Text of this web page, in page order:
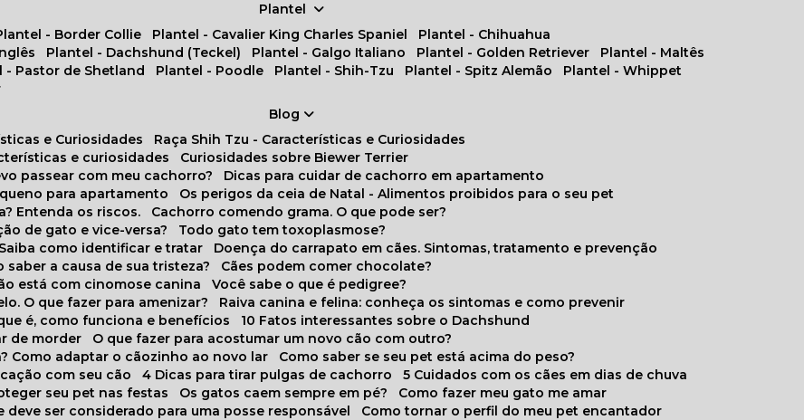
Plantel
Plantel - Border Collie Plantel - Cavalier King Charles Spaniel
Plantel - Chihuahua
Plantel - Dachshund (Teckel) Plantel - Galgo Italiano Plantel - Golden Retriever
Plantel - Maltês
- Pastor de Shetland Plantel - Poodle Plantel - Shih-Tzu Plantel - Spitz Alemão
Plantel - Whippet
Blog
e Curiosidades
Raça Shih Tzu - Características e Curiosidades
e curiosidades
Curiosidades sobre Biewer Terrier
passear com meu cachorro?
Dicas para cuidar de cachorro em apartamento
para apartamento
Os perigos da ceia de Natal - Alimentos proibidos para o seu pet
Entenda os riscos.
Cachorro comendo grama. O que pode ser?
de gato e vice-versa?
Todo gato tem toxoplasmose?
Saiba como identificar e tratar
Doença do carrapato em cães. Sintomas, tratamento e prevenção
saber a causa de sua tristeza?
Cães podem comer chocolate?
está com cinomose canina
Você sabe o que é pedigree?
O que fazer para amenizar?
Raiva canina e felina: conheça os sintomas e como prevenir
é, como funciona e benefícios
10 Fatos interessantes sobre o Dachshund
de morder
O que fazer para acostumar um novo cão com outro?
Como adaptar o cãozinho ao novo lar
Como saber se seu pet está acima do peso?
com seu cão
4 Dicas para tirar pulgas de cachorro
5 Cuidados com os cães em dias de chuva
seu pet nas festas
Os gatos caem sempre em pé?
Como fazer meu gato me amar
deve ser considerado para uma posse responsável
Como tornar o perfil do meu pet encantador